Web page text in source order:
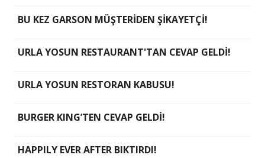
BU KEZ GARSON MÜŞTERİDEN ŞİKAYETÇİ!
URLA YOSUN RESTAURANT'TAN CEVAP GELDİ!
URLA YOSUN RESTORAN KABUSU!
BURGER KING’TEN CEVAP GELDİ!
HAPPILY EVER AFTER BIKTIRDI!